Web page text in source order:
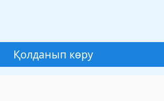
Қолданып көру